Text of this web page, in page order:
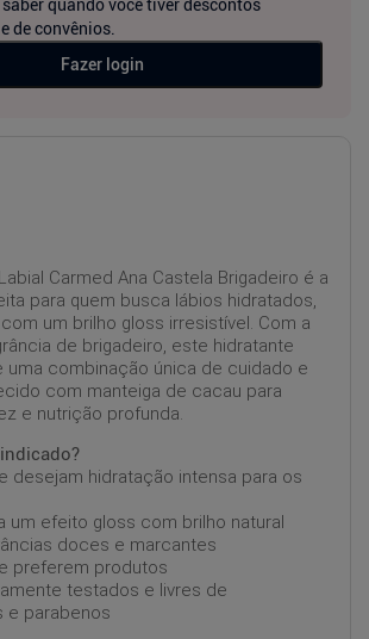
quando você tiver descontos
de convênios.
Fazer login
Carmed Ana Castela Brigadeiro é a
para quem busca lábios hidratados,
um brilho gloss irresistível. Com a
de brigadeiro, este hidratante
uma combinação única de cuidado e
com manteiga de cacau para
e nutrição profunda.
desejam hidratação intensa para os
um efeito gloss com brilho natural
doces e marcantes
preferem produtos
testados e livres de
e parabenos